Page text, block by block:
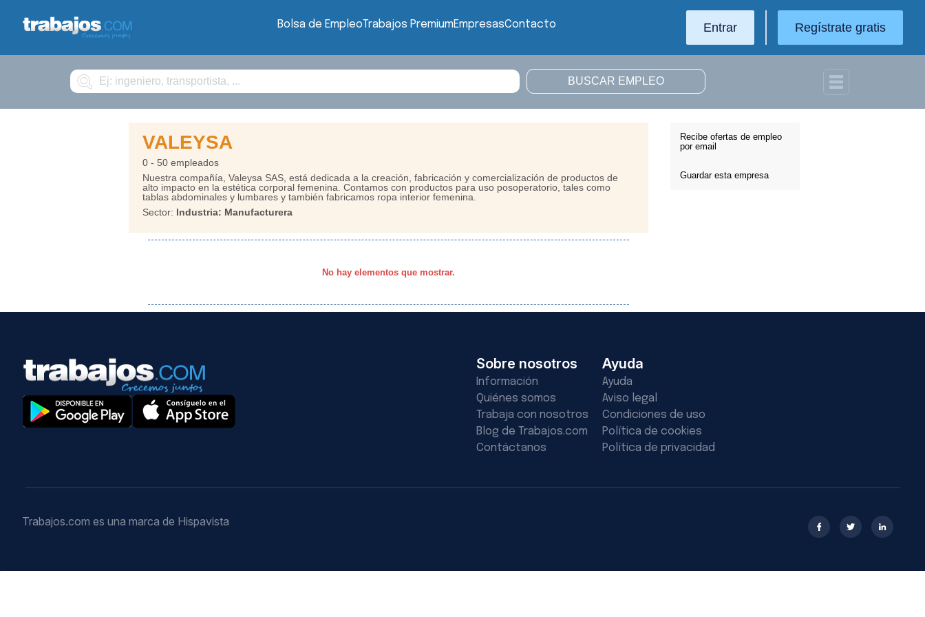
Bolsa de EmpleoTrabajos PremiumEmpresasContacto Entrar Regístrate gratis
Buscar
Recibe ofertas de empleo
por email
Guardar esta empresa
VALEYSA
0 - 50 empleados
Nuestra compañía, Valeysa SAS, está dedicada a la creación, fabricación y comercialización de productos de
alto impacto en la estética corporal femenina. Contamos con productos para uso posoperatorio, tales como
tablas abdominales y lumbares y también fabricamos ropa interior femenina.
Sector: Industria: Manufacturera
No hay elementos que mostrar.
Sobre nosotros
Información
Quiénes somos
Trabaja con nosotros
Blog de Trabajos.com
Contáctanos
Ayuda
Ayuda
Aviso legal
Condiciones de uso
Política de cookies
Política de privacidad
Trabajos.com es una marca de Hispavista